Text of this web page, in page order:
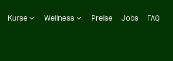
Kurse Wellness Preise Jobs FAQ